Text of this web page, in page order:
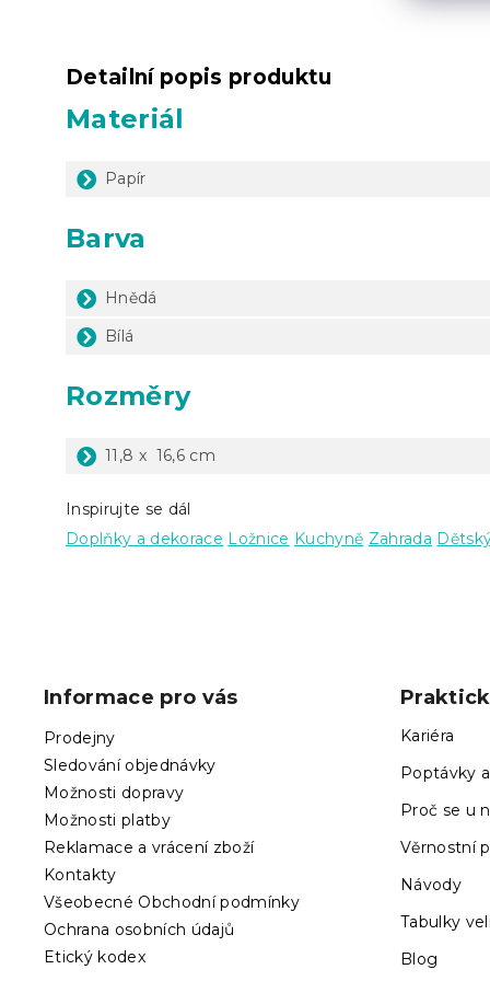
Detailní popis produktu
Materiál
Papír
Barva
Hnědá
Bílá
Rozměry
11,8 x 16,6 cm
Inspirujte se dál
Doplňky a dekorace Ložnice Kuchyně Zahrada
Informace pro vás
Prodejny
Sledování objednávky
Možnosti dopravy
Možnosti platby
Reklamace a vrácení zboží
Kontakty
Všeobecné Obchodní podmínky
Ochrana osobních údajů
Etický kodex
Kariéra
Poptávky
Proč se u
Věrnostní
Návody
Tabulky
Blog